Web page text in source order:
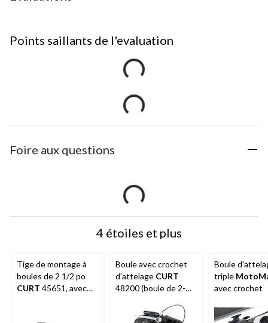
Points saillants de l'evaluation
Foire aux questions
4 étoiles et plus
Tige de montage à
boules de 2 1/2 po
CURT 45651, avec
Boule avec crochet
d'attelage CURT
48200 (boule de 2-
la balle 6 000 lb)
Boule
triple
avec crochet